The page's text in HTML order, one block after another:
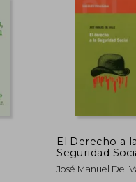
El Derecho a la
Seguridad
(Universidad)
José Manuel Del